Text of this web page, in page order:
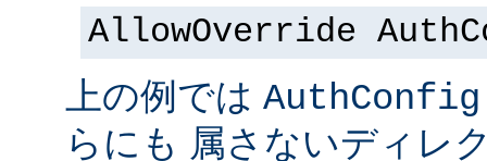
AllowOverride
上の例では AuthConfig
らにも 属さないディレ